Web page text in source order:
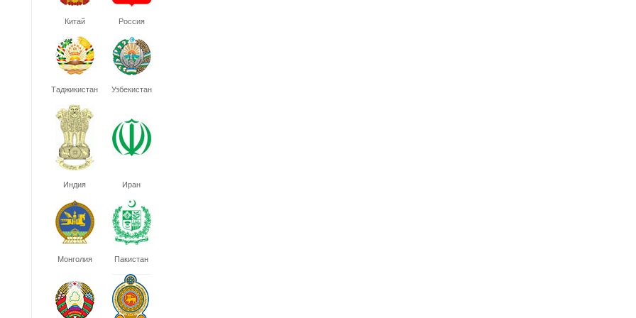
Китай Россия
Таджикистан Узбекистан
Индия Иран
Монголия Пакистан